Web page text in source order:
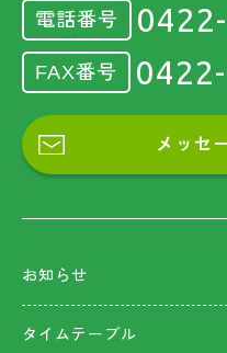
電話番号
FAX番号
メッセ
お知らせ
タイムテーブル